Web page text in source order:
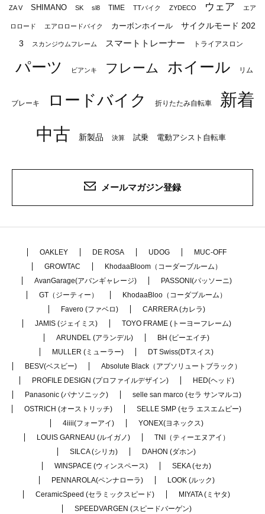
ZA V SHIMANO SK sl8 TIME TTバイク ZYDECO ウェア エア
ロロード エアロロードバイク カーボンホイール
サイクルモード 202
3
スカンジウムフレーム スマートトレーナー トライアスロン
パーツ ビアンキ フレーム ホイール リム
ブレーキ ロードバイク 折りたたみ自転車
新着
中古
新製品 決算 試乗 電動アシスト自転車
メールマガジン登録
OAKLEY DE ROSA UDOG
MUC-OFF
GROWTAC
KhodaaBloom（コーダーブルーム）
AvanGarage(アバンギャレージ)
PASSONI(パッソーニ)
GT（ジーティー）
KhodaaBloo（コーダブルーム）
Favero (ファベロ)
CARRERA (カレラ)
JAMIS (ジェイミス)
TOYO FRAME (トーヨーフレーム)
ARUNDEL (アランデル)
BH (ビーエイチ)
MULLER (ミューラー)
DT Swiss(DTスイス)
BESV(ベスビー)
Absolute Black（アブソリュートブラック）
PROFILE DESIGN (プロファイルデザイン)
HED(ヘッド)
Panasonic (パナソニック)
selle san marco (セラ サンマルコ)
OSTRICH (オーストリッチ)
SELLE SMP (セラ エスエムピー)
4iiii(フォーアイ)
YONEX(ヨネックス)
LOUIS GARNEAU (ルイガノ)
TNI（ティーエヌアイ）
SILCA (シリカ)
DAHON (ダホン)
WINSPACE (ウィンスペース)
SEKA (セカ)
PENNAROLA(ペンナローラ)
LOOK (ルック)
CeramicSpeed (セラミックスピード)
MIYATA (ミヤタ)
SPEEDVARGEN (スピードバーゲン)